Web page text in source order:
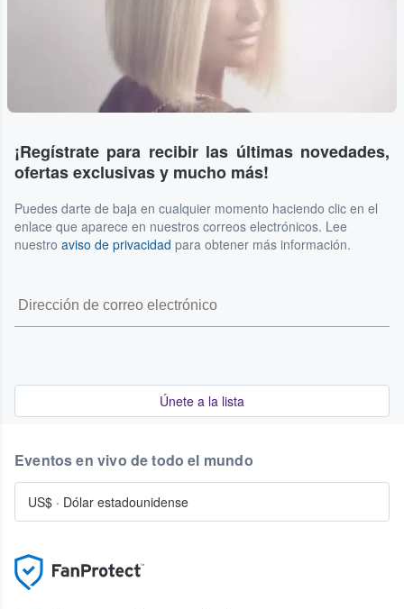
¡Regístrate para recibir las últimas novedades,
ofertas exclusivas y mucho más!
Puedes darte de baja en cualquier momento haciendo clic en el
enlace que aparece en nuestros correos electrónicos. Lee
nuestro aviso de privacidad para obtener más información.
Únete a la lista
Eventos en vivo de todo el mundo
US$ · Dólar estadounidense